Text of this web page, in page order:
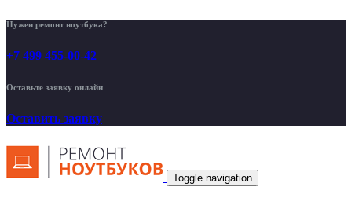
Нужен ремонт ноутбука?
+7 499 455-00-42
Оставьте заявку онлайн
Оставить заявку
Toggle navigation